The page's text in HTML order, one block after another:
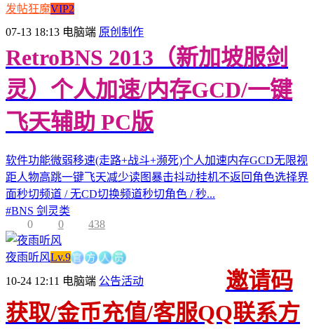
发帖狂魔VIP2
07-13 18:13 电脑端 原创制作
RetroBNS 2013（新加坡服剑
灵）个人加速/内存GCD/一键
飞天辅助 PC版
软件功能微弱移速(走路+战斗+濒死)个人加速内存GCD无限视
距人物高跳一键飞天减少读图暴击抖动挂机不返回角色选择界
面秒切频道 / 无CD切换频道秒切角色 / 秒...
#BNS 剑灵类
0
0 438
夜雨听风Lv.9官方人员
10-24 12:11 电脑端 公告活动
邀请码
获取/金币充值/客服QQ联系方